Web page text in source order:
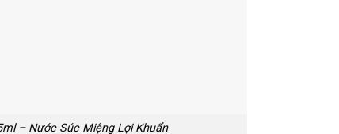
– Nước Súc Miệng Lợi Khuẩn